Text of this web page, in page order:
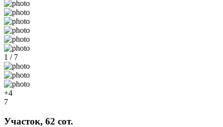
1 / 7
+4
7
Участок, 62 сот.